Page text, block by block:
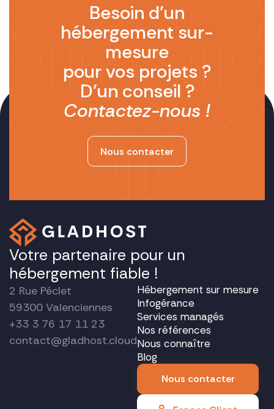
Besoin d’un
hébergement sur-
mesure
pour vos projets ?
D’un conseil ?
Contactez-nous !
Nous contacter
Votre partenaire pour un
hébergement fiable !
2 Rue Péclet
59300 Valenciennes
+33 3 76 17 11 23
contact@gladhost.cloud
Hébergement sur mesure
Infogérance
Services managés
Nos références
Nous connaître
Blog
Nous contacter